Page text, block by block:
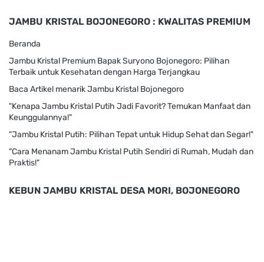
JAMBU KRISTAL BOJONEGORO : KWALITAS PREMIUM
Beranda
Jambu Kristal Premium Bapak Suryono Bojonegoro: Pilihan
Terbaik untuk Kesehatan dengan Harga Terjangkau
Baca Artikel menarik Jambu Kristal Bojonegoro
"Kenapa Jambu Kristal Putih Jadi Favorit? Temukan Manfaat dan
Keunggulannya!"
"Jambu Kristal Putih: Pilihan Tepat untuk Hidup Sehat dan Segar!"
"Cara Menanam Jambu Kristal Putih Sendiri di Rumah, Mudah dan
Praktis!"
KEBUN JAMBU KRISTAL DESA MORI, BOJONEGORO